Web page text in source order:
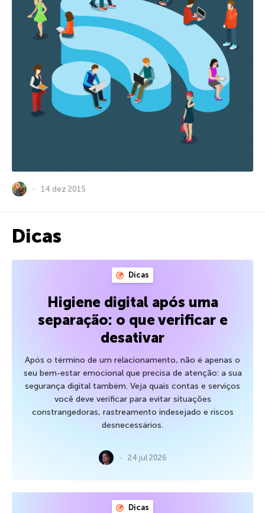
14 dez 2015
Dicas
Dicas
Higiene digital após uma
separação: o que verificar e
desativar
Após o término de um relacionamento, não é apenas o
seu bem-estar emocional que precisa de atenção: a sua
segurança digital também. Veja quais contas e serviços
você deve verificar para evitar situações
constrangedoras, rastreamento indesejado e riscos
desnecessários.
24 jul 2026
Dicas